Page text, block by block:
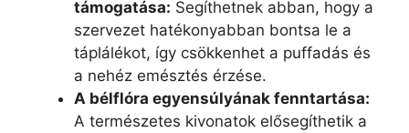
támogatása: Segíthetnek abban, hogy a
szervezet hatékonyabban bontsa le a
táplálékot, így csökkenhet a puffadás és
a nehéz emésztés érzése.
A bélflóra egyensúlyának fenntartása:
A természetes kivonatok elősegíthetik a